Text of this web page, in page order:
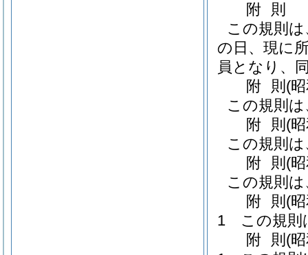
附 則
この規則
の日、現に
員となり、
附 則 (
この規則
附 則 (
この規則
附 則 (
この規則
附 則 (
1
この規則
附 則 (